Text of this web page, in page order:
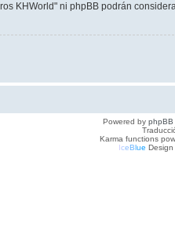
KHWorld" ni phpBB podrán
Powered by phpBB
Karma functions
IceBlue Design